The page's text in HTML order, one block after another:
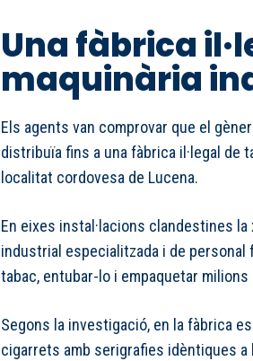
Una fàbrica
maquinària
Els agents van comprovar que el
distribuïa fins a una fàbrica il·legal de
localitat cordovesa de Lucena.
En eixes instal·lacions clandestines
industrial especialitzada i de personal
tabac, entubar-lo i empaquetar
Segons la investigació, en la fàbrica
cigarrets amb serigrafies idèntiques